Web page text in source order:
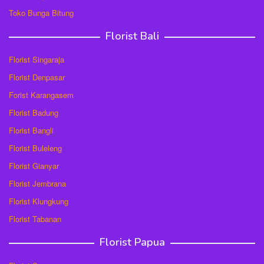
Toko Bunga Bitung
Florist Bali
Florist Singaraja
Florist Denpasar
Forist Karangasem
Florist Badung
Florist Bangli
Florist Buleleng
Florist Gianyar
Florist Jembrana
Florist Klungkung
Florist Tabanan
Florist Papua